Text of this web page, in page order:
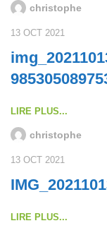
christophe
13 OCT 2021
LIRE PLUS...
christophe
13 OCT 2021
LIRE PLUS...